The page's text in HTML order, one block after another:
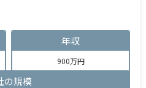
年収
900万円
の規模